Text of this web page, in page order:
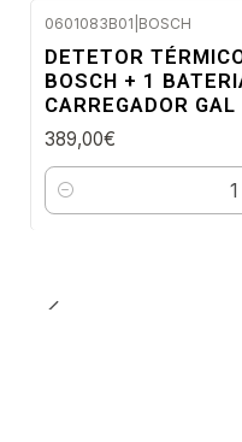
NOVO
0601083B01 BOSCH
DETETOR
BOSCH + 1
CARREGADOR
389,00€
Quantidade